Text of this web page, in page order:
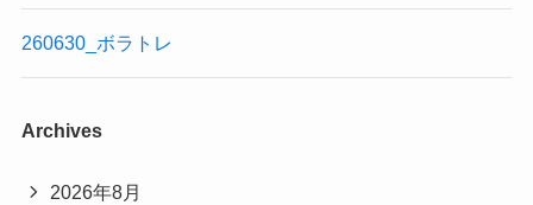
260630_ボラトレ
Archives
2026年8月